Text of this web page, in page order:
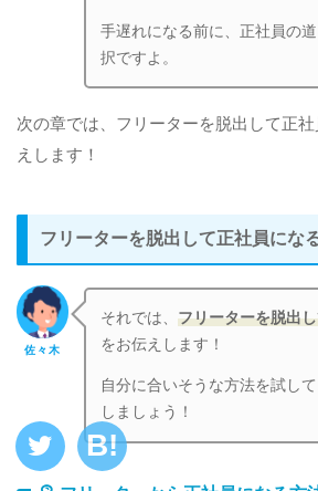
手遅れになる前に、正社員の
択ですよ。
次の章では、フリーターを脱出して正
えします！
フリーターを脱出して正社員にな
佐々木
それでは、フリーターを脱出
をお伝えします！
自分に合いそうな方法を試し
しましょう！